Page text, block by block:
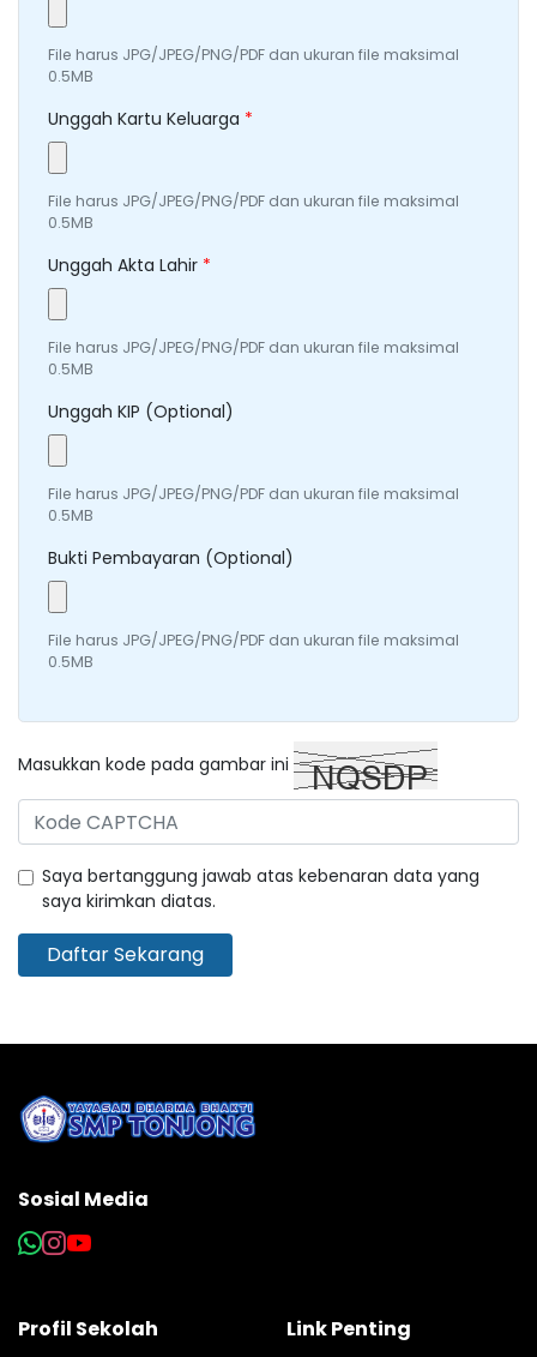
File harus JPG/JPEG/PNG/PDF dan ukuran file maksimal
0.5MB
Unggah Kartu Keluarga *
File harus JPG/JPEG/PNG/PDF dan ukuran file maksimal
0.5MB
Unggah Akta Lahir *
File harus JPG/JPEG/PNG/PDF dan ukuran file maksimal
0.5MB
Unggah KIP (Optional)
File harus JPG/JPEG/PNG/PDF dan ukuran file maksimal
0.5MB
Bukti Pembayaran (Optional)
File harus JPG/JPEG/PNG/PDF dan ukuran file maksimal
0.5MB
Masukkan kode pada gambar ini
Saya bertanggung jawab atas kebenaran data yang
saya kirimkan diatas.
Daftar Sekarang
Sosial Media
Profil Sekolah Link Penting